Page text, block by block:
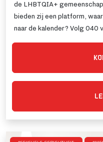
de LHBTQIA+
bieden zij een platform,
naar de kalender? Volg 040